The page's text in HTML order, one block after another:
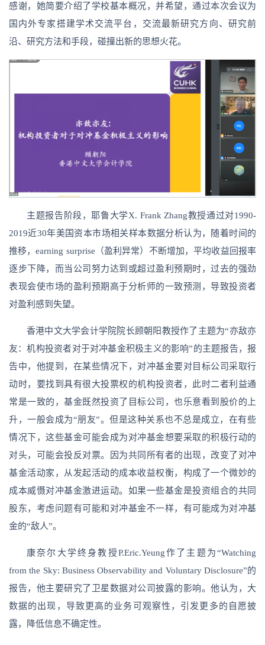
感谢，她简要介绍了学校基本概况，并希望，通过本次会议为
国内外专家搭建学术交流平台，交流最新研究方向、研究前
沿、研究方法和手段，碰撞出新的思想火花。
主题报告阶段，耶鲁大学X. Frank Zhang教授通过对1990-
2019近30年美国资本市场相关样本数据分析认为，随着时间的
推移，earning surprise（盈利异常）不断增加，平均收益回报率
逐步下降，而当公司努力达到或超过盈利预期时，过去的强劲
表现会使市场的盈利预期高于分析师的一致预测，导致投资者
对盈利感到失望。
香港中文大学会计学院院长顾朝阳教授作了主题为“亦敌亦
友：机构投资者对于对冲基金积极主义的影响”的主题报告，报
告中，他提到，在某些情况下，对冲基金要对目标公司采取行
动时，要找到具有很大投票权的机构投资者，此时二者利益通
常是一致的，基金既然投资了目标公司，也乐意看到股价的上
升，一般会成为“朋友”。但是这种关系也不总是成立，在有些
情况下，这些基金可能会成为对冲基金想要采取的积极行动的
对头，可能会投反对票。因为共同所有者的出现，改变了对冲
基金活动家，从发起活动的成本收益权衡，构成了一个微妙的
成本威慑对冲基金激进运动。如果一些基金是投资组合的共同
股东，考虑问题有可能和对冲基金不一样，有可能成为对冲基
金的“敌人”。
康奈尔大学终身教授P.Eric.Yeung作了主题为“Watching
from the Sky: Business Observability and Voluntary Disclosure”的
报告，他主要研究了卫星数据对公司披露的影响。他认为，大
数据的出现，导致更高的业务可观察性，引发更多的自愿披
露，降低信息不确定性。